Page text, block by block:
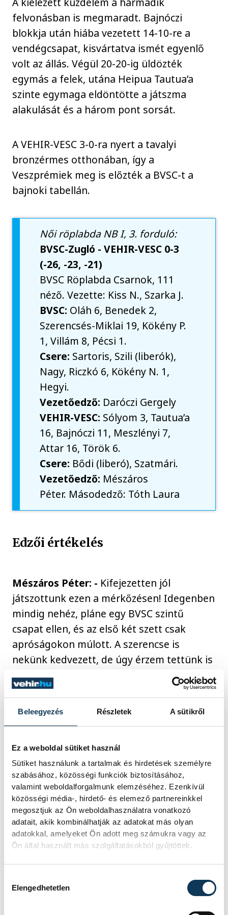
Beleegyezés Részletek A sütikről
Ez a weboldal sütiket használ
Sütiket használunk a tartalmak és hirdetések személyre
szabásához, közösségi funkciók biztosításához,
valamint weboldalforgalmunk elemzéséhez. Ezenkívül
közösségi média-, hirdető- és elemező partnereinkkel
megosztjuk az Ön weboldalhasználatra vonatkozó
adatait, akik kombinálhatják az adatokat más olyan
adatokkal, amelyeket Ön adott meg számukra vagy az
Ön által használt más szolgáltatásokból gyűjtöttek.
Elengedhetetlen
felvonásban is megmaradt. Bajnóczi
blokkja után hiába vezetett 14-10-re a
vendégcsapat, kisvártatva ismét egyenlő
volt az állás. Végül 20-20-ig üldözték
egymás a felek, utána Heipua Tautua’a
szinte egymaga eldöntötte a játszma
alakulását és a három pont sorsát.
A VEHIR-VESC 3-0-ra nyert a tavalyi
bronzérmes otthonában, így a
Veszprémiek meg is előzték a BVSC-t a
bajnoki tabellán.
Női röplabda NB I, 3. forduló:
BVSC-Zugló - VEHIR-VESC 0-3
(-26, -23, -21)
BVSC Röplabda Csarnok, 111
néző. Vezette: Kiss N., Szarka J.
BVSC: Oláh 6, Benedek 2,
Szerencsés-Miklai 19, Kökény P.
1, Villám 8, Pécsi 1.
Csere: Sartoris, Szili (liberók),
Nagy, Riczkó 6, Kökény N. 1,
Hegyi.
Vezetőedző: Daróczi Gergely
VEHIR-VESC: Sólyom 3, Tautua’a
16, Bajnóczi 11, Meszlényi 7,
Attar 16, Török 6.
Csere: Bődi (liberó), Szatmári.
Vezetőedző: Mészáros
Péter. Másodedző: Tóth Laura
Edzői értékelés
Mészáros Péter: - Kifejezetten jól
játszottunk ezen a mérkőzésen! Idegenben
mindig nehéz, pláne egy BVSC szintű
csapat ellen, és az első két szett csak
apróságokon múlott. A szerencse is
nekünk kedvezett, de úgy érzem tettünk is
érte, és összességében megérdemelt
győzelmet arattunk. Gratulálok a
csapatomnak!
sport röplabda
SZERZŐ
Simon
Dániel
FOTÓS
vehir.hu